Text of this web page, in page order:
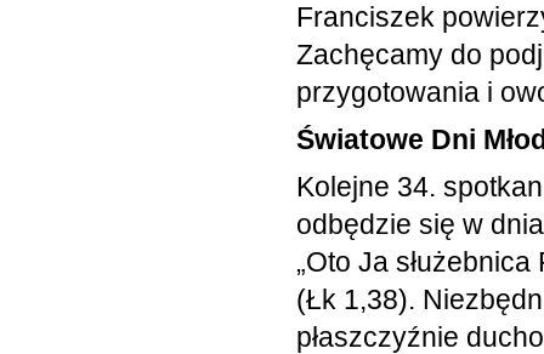
Franciszek
Zachęcamy do
przygotowania i
Światowe Dni
Kolejne 34.
odbędzie się w
„Oto Ja
(Łk 1,38).
płaszczyźnie